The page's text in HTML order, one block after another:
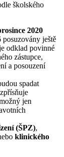
školského
2020
ještě
odklad povinné
zástupce,
a posouzení
spadat
jen
(ŠPZ),
klinického